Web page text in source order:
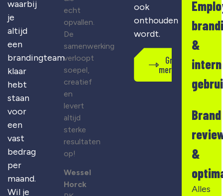
waarbij
je
altijd
een
brandingteam
klaar
hebt
staan
voor
een
vast
bedrag
per
maand.
Wil je
echt
opvallen.
De
samenwerking
verloopt
soepel,
creatief
en
levert
altijd
sterke
resultaten
op!
Wessel
Horck
ook
onthouden
wordt.
Gratis
merkscan
&
intern
Brand
&
Alles